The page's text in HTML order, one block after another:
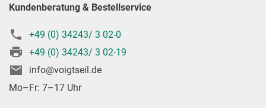
Kundenberatung & Bestellservice
+49 (0) 34243/ 3 02-0
+49 (0) 34243/ 3 02-19
info@voigtseil.de
Mo–Fr: 7–17 Uhr